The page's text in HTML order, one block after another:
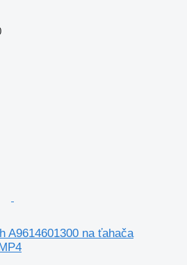
A9614601300 na ťahača